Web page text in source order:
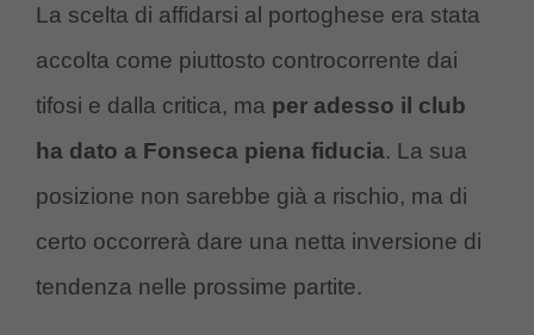
La scelta di affidarsi al portoghese era stata
accolta come piuttosto controcorrente dai
tifosi e dalla critica, ma per adesso il club
ha dato a Fonseca piena fiducia. La sua
posizione non sarebbe già a rischio, ma di
certo occorrerà dare una netta inversione di
tendenza nelle prossime partite.